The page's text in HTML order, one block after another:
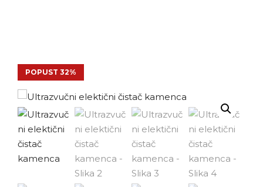
POPUST 32%